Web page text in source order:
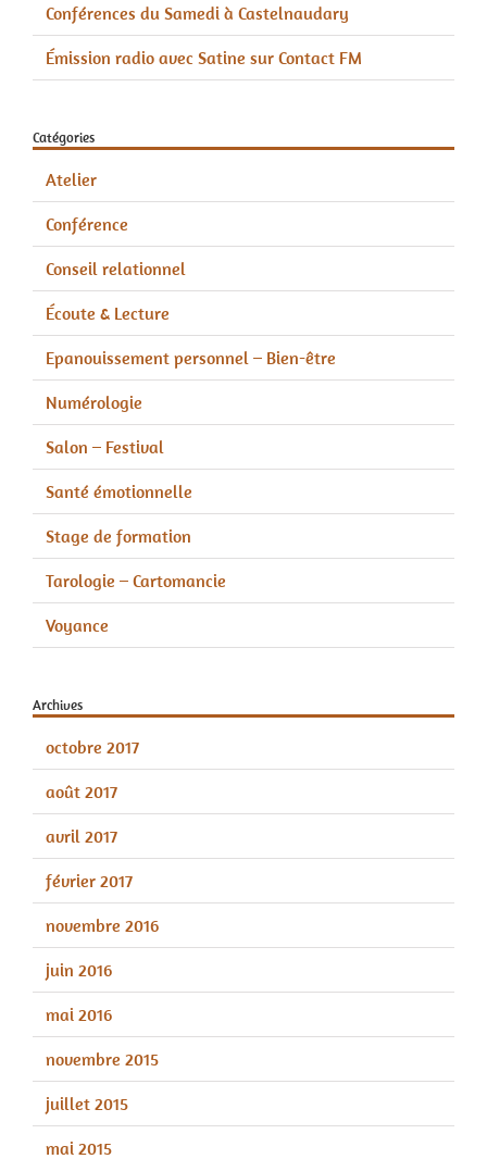
Conférences du Samedi à Castelnaudary
Émission radio avec Satine sur Contact FM
Catégories
Atelier
Conférence
Conseil relationnel
Écoute & Lecture
Epanouissement personnel – Bien-être
Numérologie
Salon – Festival
Santé émotionnelle
Stage de formation
Tarologie – Cartomancie
Voyance
Archives
octobre 2017
août 2017
avril 2017
février 2017
novembre 2016
juin 2016
mai 2016
novembre 2015
juillet 2015
mai 2015